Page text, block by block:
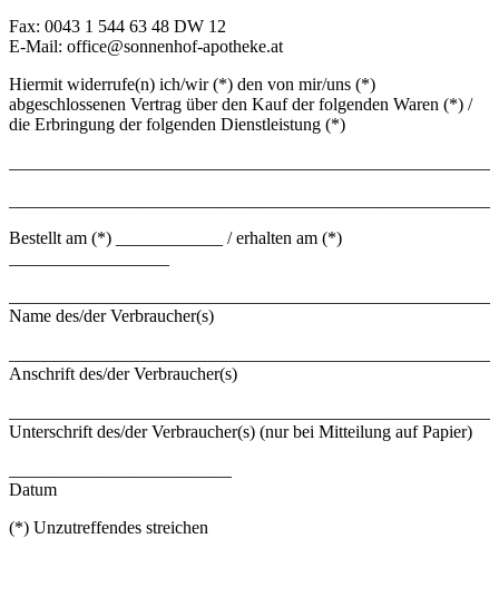
Fax: 0043 1 544 63 48 DW 12
E-Mail: office@sonnenhof-apotheke.at
Hiermit widerrufe(n) ich/wir (*) den von mir/uns (*)
abgeschlossenen Vertrag über den Kauf der folgenden Waren (*) /
die Erbringung der folgenden Dienstleistung (*)
Bestellt am (*) ____________ / erhalten am (*)
Name des/der Verbraucher(s)
Anschrift des/der Verbraucher(s)
Unterschrift des/der Verbraucher(s) (nur bei Mitteilung auf Papier)
Datum
(*) Unzutreffendes streichen